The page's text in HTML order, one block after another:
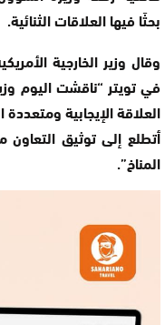
بحثَا فيها العلاقات الثنائية.
وقال وزير الخارجية
العلاقة الإيجابية ومتعددة
المناخ”.